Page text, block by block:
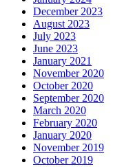
December 2023
August 2023
July 2023
June 2023
January 2021
November 2020
October 2020
September 2020
March 2020
February 2020
January 2020
November 2019
October 2019